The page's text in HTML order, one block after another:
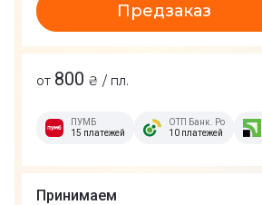
Предзаказ
от 800 ₴ / пл.
ПУМБ
15 платежей
ОТП Банк.
10 платежей
Принимаем